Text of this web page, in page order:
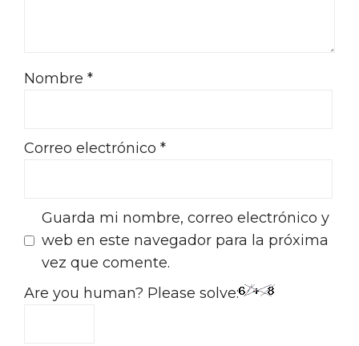
Nombre *
Correo electrónico *
Guarda mi nombre, correo electrónico y
web en este navegador para la próxima
vez que comente.
Are you human? Please solve: